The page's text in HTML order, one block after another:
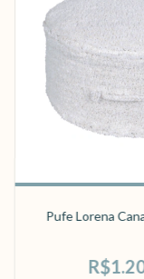
Pufe Lorena